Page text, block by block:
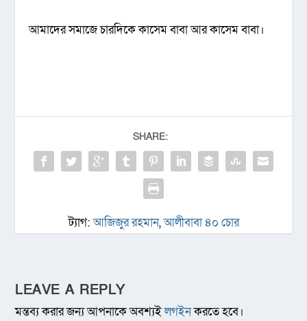
আমাদের সমাজে চারদিকে কাসেম বাবা আর কাসেম বাবা।
SHARE:
ট্যাগ:আজিজুর রহমান,আলীবাবা ৪০ চোর
LEAVE A REPLY
মন্তব্য করার জন্য আপনাকে অবশ্যইলগইনকরতে হবে।